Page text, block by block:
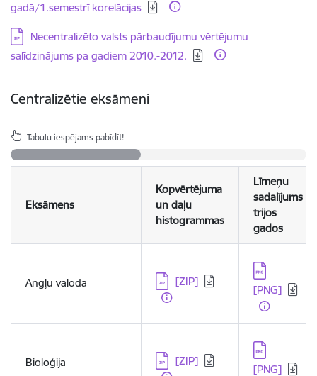
gadā/1.semestrī korelācijas
Lejupielādēt:
Necentralizēto valsts pārbaudījumu vērtējumu
salīdzinājums pa gadiem 2010.-2012.
Centralizētie eksāmeni
Tabulu iespējams pabīdīt!
Eksāmens
Kopvērtējuma
un daļu
histogrammas
Līmeņu
sadalījums
trijos
gados
Angļu valoda Lejupielādēt:
[ZIP]
Lejupielādēt:
[PNG]
Bioloģija Lejupielādēt:
[ZIP]
Lejupielādēt:
[PNG]